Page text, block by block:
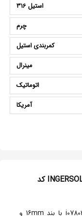
استیل 316
چرم
کمربندی استیل
مینرال
اتوماتیک
آمریکا
توضیحات : ساعت مردانه اینگرسول INGERSOLL کد
ساعت مردانه اینگرسول INGERSOLL کد i07802 با بند 16mm و